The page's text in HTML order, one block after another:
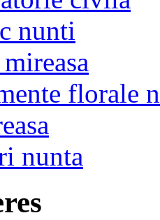
nunti
florale
nunta